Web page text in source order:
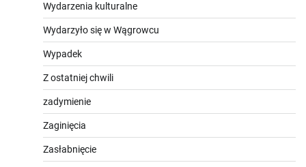
Wydarzenia kulturalne
Wydarzyło się w Wągrowcu
Wypadek
Z ostatniej chwili
zadymienie
Zaginięcia
Zasłabnięcie